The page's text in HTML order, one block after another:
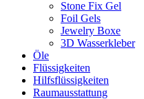
Stone Fix Gel
Foil Gels
Jewelry Boxe
3D Wasserkleber
Öle
Flüssigkeiten
Hilfsflüssigkeiten
Raumausstattung